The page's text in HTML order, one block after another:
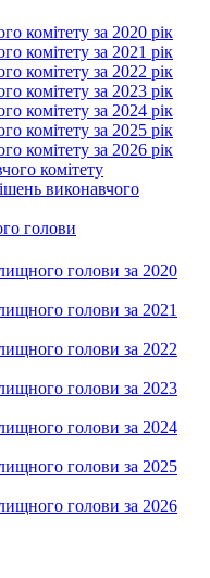
комітету за 2020 рік
комітету за 2021 рік
комітету за 2022 рік
комітету за 2023 рік
комітету за 2024 рік
комітету за 2025 рік
комітету за 2026 рік
комітету
виконавчого
голови
голови за 2020
голови за 2021
голови за 2022
голови за 2023
голови за 2024
голови за 2025
голови за 2026